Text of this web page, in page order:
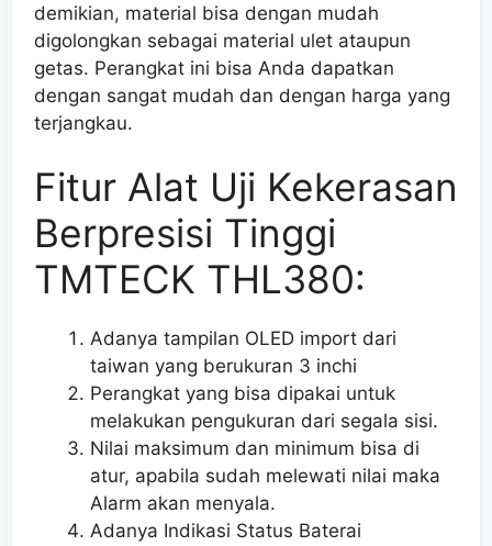
demikian, material bisa dengan mudah
digolongkan sebagai material ulet ataupun
getas. Perangkat ini bisa Anda dapatkan
dengan sangat mudah dan dengan harga yang
terjangkau.
Fitur Alat Uji Kekerasan
Berpresisi Tinggi
TMTECK THL380:
Adanya tampilan OLED import dari
taiwan yang berukuran 3 inchi
Perangkat yang bisa dipakai untuk
melakukan pengukuran dari segala sisi.
Nilai maksimum dan minimum bisa di
atur, apabila sudah melewati nilai maka
Alarm akan menyala.
Adanya Indikasi Status Baterai